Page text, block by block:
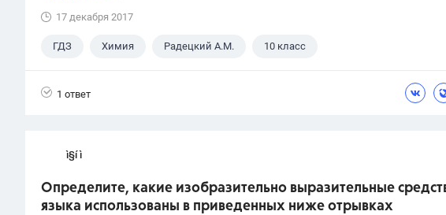
17 декабря 2017
ГДЗ Химия Радецкий А.М. 10 класс
1 ответ
ì§í ì 
Определите, какие изобразительно выразительные
языка использованы в приведенных ниже отрывках